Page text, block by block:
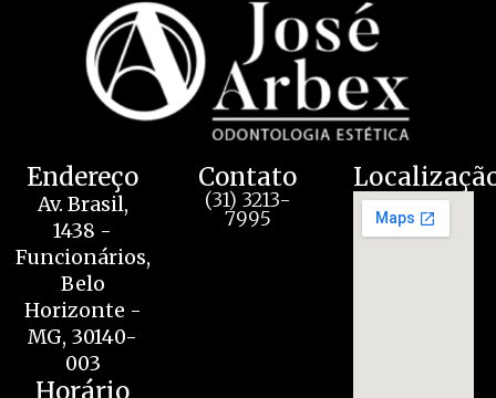
Endereço
Av. Brasil,
1438 -
Funcionários,
Belo
Horizonte -
MG, 30140-
003
Horário
Contato
(31) 3213-
7995